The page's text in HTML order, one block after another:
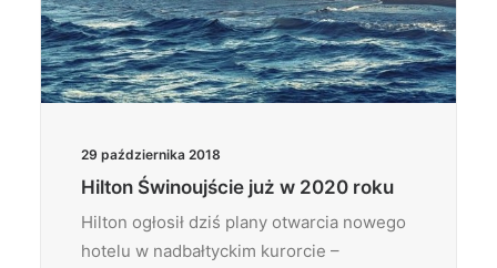
29 października 2018
Hilton Świnoujście już w 2020 roku
Hilton ogłosił dziś plany otwarcia nowego
hotelu w nadbałtyckim kurorcie –